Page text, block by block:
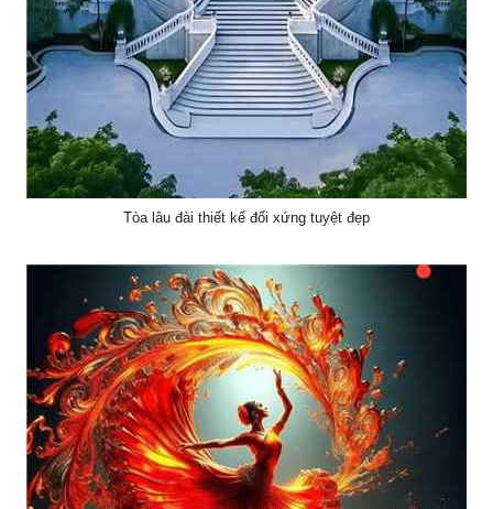
Tòa lâu đài thiết kế đối xứng tuyệt đẹp